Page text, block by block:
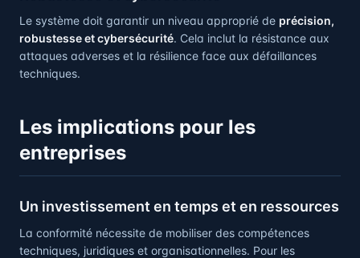
Le système doit garantir un niveau approprié de précision,
robustesse et cybersécurité. Cela inclut la résistance aux
attaques adverses et la résilience face aux défaillances
techniques.
Les implications pour les
entreprises
Un investissement en temps et en ressources
La conformité nécessite de mobiliser des compétences
techniques, juridiques et organisationnelles. Pour les